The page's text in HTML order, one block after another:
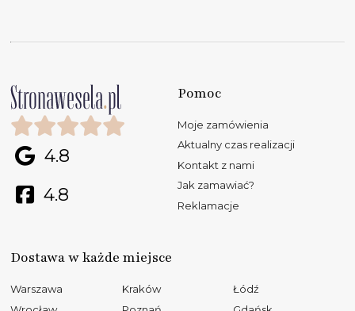
4.8
4.8
Pomoc
Moje zamówienia
Aktualny czas realizacji
Kontakt z nami
Jak zamawiać?
Reklamacje
Dostawa w każde miejsce
Warszawa Kraków
Łódź